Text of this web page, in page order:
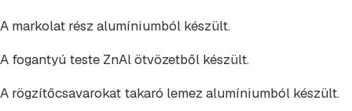
A markolat rész alumíniumból készült.
A fogantyú teste ZnAl ötvözetből készült.
A rögzítőcsavarokat takaró lemez alumíniumból készült.